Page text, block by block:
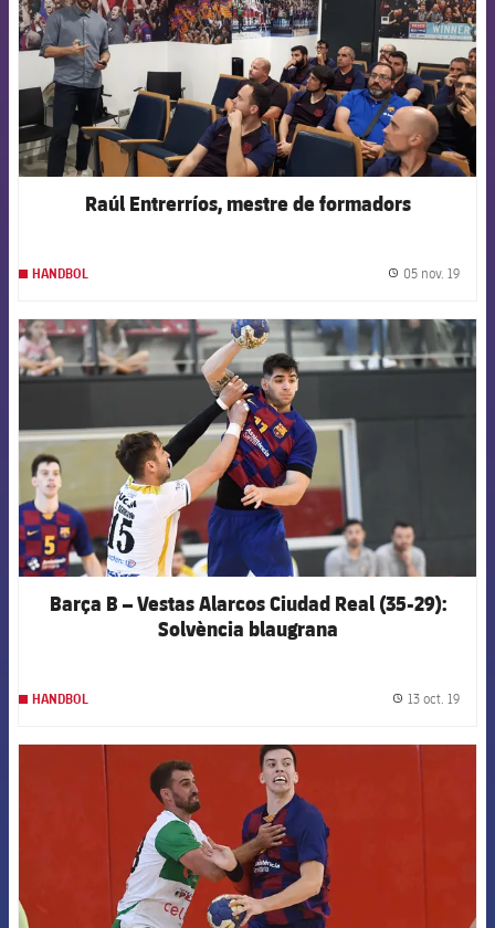
Raúl Entrerríos, mestre de formadors
HANDBOL 05 nov. 19
FCB Barcelona badge
Barça B – Vestas Alarcos Ciudad Real (35-29):
Solvència blaugrana
HANDBOL 13 oct. 19
FCB Barcelona badge